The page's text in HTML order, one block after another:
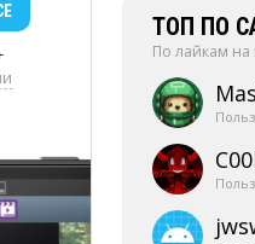
ТОП ПО
По лайкам на